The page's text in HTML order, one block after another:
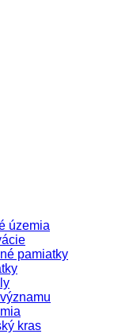
územia
pamiatky
kras